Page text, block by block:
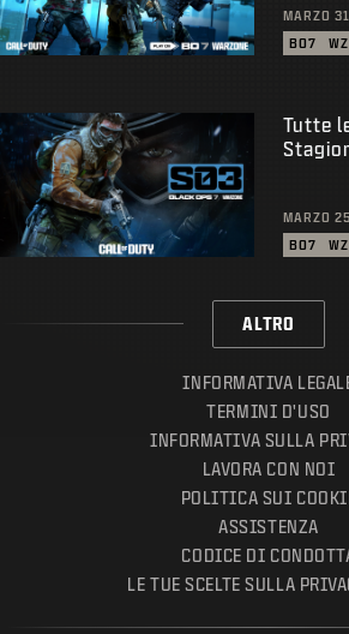
MARZO
BO7
WZ
Tutte
MARZO
BO7
WZ
ALTRO
INFORMATIVA
TERMINI D'USO
INFORMATIVA SULLA
LAVORA CON NOI
POLITICA SUI
ASSISTENZA
CODICE DI
LE TUE SCELTE SULLA